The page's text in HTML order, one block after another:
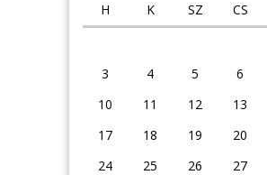
H
K SZ CS
3
4 5 6
10
11 12 13
17
18 19 20
24
25 26 27